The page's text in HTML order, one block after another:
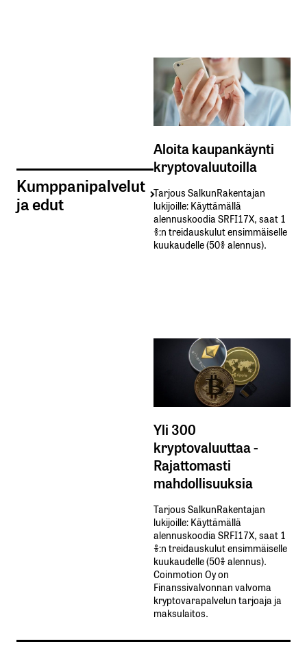
Kumppanipalvelut
ja edut
Aloita kaupankäynti
kryptovaluutoilla
Tarjous SalkunRakentajan
lukijoille: Käyttämällä​ ​
alennuskoodia​ ​SRFI17X,​ ​saat​ ​1
%:n treidauskulut​ ​ensimmäiselle​ ​
kuukaudelle​ ​(50%​ ​alennus).
Yli 300
kryptovaluuttaa -
Rajattomasti
mahdollisuuksia
Tarjous SalkunRakentajan
lukijoille: Käyttämällä​ ​
alennuskoodia​ ​SRFI17X,​ ​saat​ ​1
%:n treidauskulut​ ​ensimmäiselle​ ​
kuukaudelle​ ​(50%​ ​alennus).
Coinmotion Oy on
Finanssivalvonnan valvoma
kryptovarapalvelun tarjoaja ja
maksulaitos.